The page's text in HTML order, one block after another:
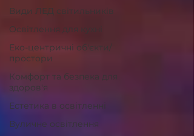
Види ЛЕД світильників
Освітлення для кухні
Еко-центричні об'єкти/
простори
Комфорт та безпека для
здоров'я
Естетика в освітленні
Вуличне освітлення